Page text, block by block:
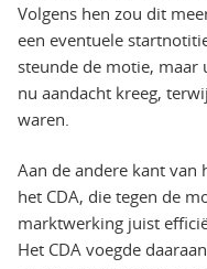
Volgens hen zou dit
een eventuele
steunde de motie,
nu aandacht kreeg,
waren.
Aan de andere kant van
het CDA, die tegen de
marktwerking juist
Het CDA voegde